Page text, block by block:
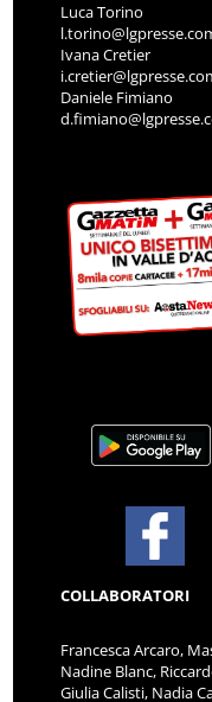
Luca Torino
Ivana Cretier
Daniele Fimiano
COLLABORATORI
Francesca Arcaro,
Nadine Blanc,
Giulia Calisti, Nadia